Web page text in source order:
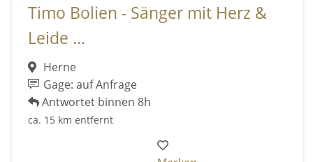
Timo Bolien - Sänger mit Herz &
Leide ...
Herne
Gage: auf Anfrage
Antwortet binnen 8h
ca. 15 km entfernt